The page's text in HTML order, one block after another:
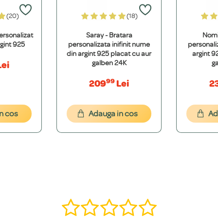
etern, nu oxidează și își păstrează valoarea. Oțelul Inoxidabil 316L este
hipoalergenice și nu conțin metale grele. Folosim argint de puritate
font dorești. Îți vom oferi o simulare grafică gratuită pentru a ne asigura
925
(20)
cos
Saray - Bratara
personalizata inifinit nume
din argint 925 placat cu aur
galben 24K
20999Lei
(18)
Adauga in cos
argint